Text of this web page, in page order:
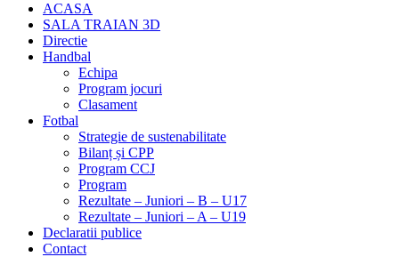
ACASA
SALA TRAIAN 3D
Directie
Handbal
Echipa
Program jocuri
Clasament
Fotbal
Strategie de sustenabilitate
Bilanț și CPP
Program CCJ
Program
Rezultate – Juniori – B – U17
Rezultate – Juniori – A – U19
Declaratii publice
Contact